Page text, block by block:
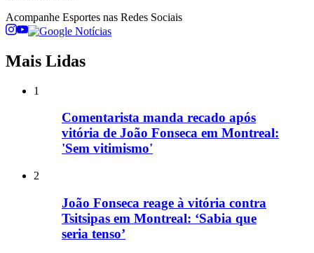
Acompanhe Esportes nas Redes Sociais
Mais Lidas
1
Comentarista manda recado após
vitória de João Fonseca em Montreal:
'Sem vitimismo'
2
João Fonseca reage à vitória contra
Tsitsipas em Montreal: ‘Sabia que
seria tenso’